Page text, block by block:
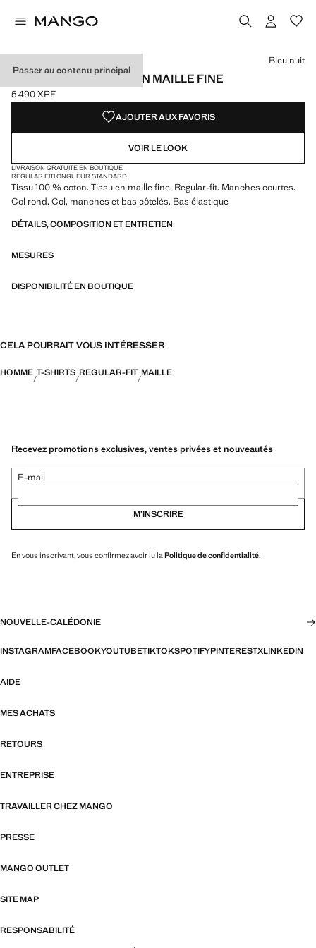
Passer au contenu principal
T-SHIRT 100 % COTON EN MAILLE FINE
Prix actuel [5 490 XPF ]
5 490 XPF
Choisissez une couleur
Couleur Noir
Couleur Blanc cassé
Couleur Bleu nuit sélectionnée
Bleu nuit
AJOUTER AUX FAVORIS
VOIR LE LOOK
LIVRAISON GRATUITE EN BOUTIQUE
REGULAR FITLONGUEUR STANDARD
Tissu 100 % coton. Tissu en maille fine. Regular-fit. Manches courtes.
Col rond. Col, manches et bas côtelés. Bas élastique
DÉTAILS, COMPOSITION ET ENTRETIEN
MESURES
DISPONIBILITÉ EN BOUTIQUE
CELA POURRAIT VOUS INTÉRESSER
HOMME T-SHIRTS REGULAR-FIT MAILLE
Recevez promotions exclusives, ventes privées et nouveautés
E-mail
M’INSCRIRE
En vous inscrivant, vous confirmez avoir lu la Politique de confidentialité.
NOUVELLE-CALÉDONIE
INSTAGRAMFACEBOOKYOUTUBETIKTOKSPOTIFYPINTERESTXLINKEDIN
AIDE
MES ACHATS
RETOURS
ENTREPRISE
TRAVAILLER CHEZ MANGO
PRESSE
MANGO OUTLET
SITE MAP
RESPONSABILITÉ